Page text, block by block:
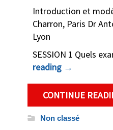
Introduction et
Charron, Paris Dr
Lyon
SESSION 1 Quels
reading →
CONTINUE
Non classé